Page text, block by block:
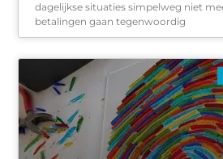
dagelijkse situaties simpelweg niet
betalingen gaan tegenwoordig